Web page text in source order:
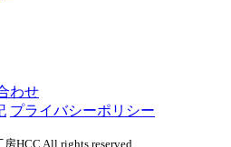
わせ
プライバシーポリシー
HCC All rights reserved.